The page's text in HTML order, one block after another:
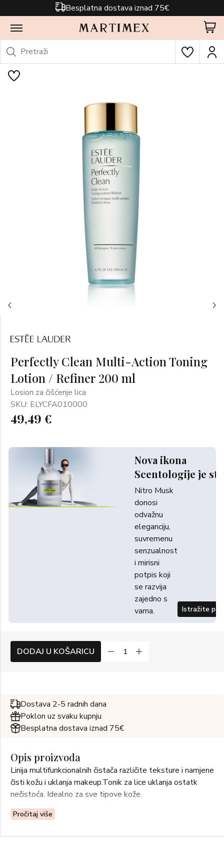
Besplatna dostava iznad 75€
Perfectly Clean Multi-Action Toning
Lotion / Refiner 200 ml
Losion za čišćenje lica
SKU: ELYCFA010000
49,49 €
Nova ikona
Scentologije je
Nitro Musk
donosi
odvažnu
eleganciju,
suvremenu
senzualnost
i mirisni
potpis koji
se razvija
zajedno s
vama.
Istražite
DODAJ U KOŠARICU
Dostava 2-5 radnih dana
Poklon uz svaku kupnju
Besplatna dostava iznad 75€
Opis proizvoda
Linija multifunkcionalnih čistača različite teksture i namjene
čisti kožu i uklanja makeup.Tonik za lice uklanja ostatk
nečistoća. Idealno za sve tipove kože.
Pročitaj više